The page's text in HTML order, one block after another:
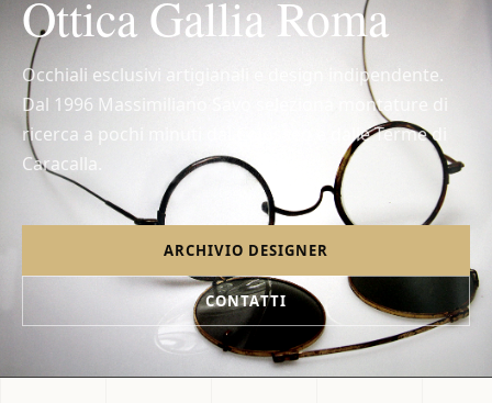
Ottica Gallia Roma
Occhiali esclusivi artigianali e design indipendente.
Dal 1996 Massimiliano Savo seleziona montature di
ricerca a pochi minuti dal Colosseo e dalle Terme di
Caracalla.
ARCHIVIO DESIGNER
CONTATTI